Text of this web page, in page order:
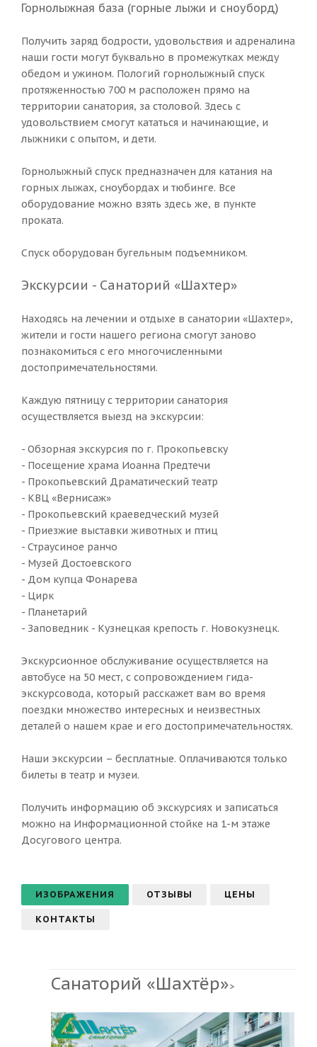
Горнолыжная база (горные лыжи и сноуборд)
Получить заряд бодрости, удовольствия и адреналина
наши гости могут буквально в промежутках между
обедом и ужином. Пологий горнолыжный спуск
протяженностью 700 м расположен прямо на
территории санатория, за столовой. Здесь с
удовольствием смогут кататься и начинающие, и
лыжники с опытом, и дети.
Горнолыжный спуск предназначен для катания на
горных лыжах, сноубордах и тюбинге. Все
оборудование можно взять здесь же, в пункте
проката.
Спуск оборудован бугельным подъемником.
Экскурсии - Санаторий «Шахтер»
Находясь на лечении и отдыхе в санатории «Шахтер»,
жители и гости нашего региона смогут заново
познакомиться с его многочисленными
достопримечательностями.
Каждую пятницу с территории санатория
осуществляется выезд на экскурсии:
- Обзорная экскурсия по г. Прокопьевску
- Посещение храма Иоанна Предтечи
- Прокопьевский Драматический театр
- КВЦ «Вернисаж»
- Прокопьевский краеведческий музей
- Приезжие выставки животных и птиц
- Страусиное ранчо
- Музей Достоевского
- Дом купца Фонарева
- Цирк
- Планетарий
- Заповедник - Кузнецкая крепость г. Новокузнецк.
Экскурсионное обслуживание осуществляется на
автобусе на 50 мест, с сопровождением гида-
экскурсовода, который расскажет вам во время
поездки множество интересных и неизвестных
деталей о нашем крае и его достопримечательностях.
Наши экскурсии – бесплатные. Оплачиваются только
билеты в театр и музеи.
Получить информацию об экскурсиях и записаться
можно на Информационной стойке на 1-м этаже
Досугового центра.
ИЗОБРАЖЕНИЯ ОТЗЫВЫ ЦЕНЫ
КОНТАКТЫ
Санаторий «Шахтёр»>